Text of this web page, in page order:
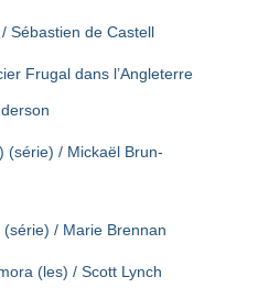
Sébastien de Castell
Frugal dans l’Angleterre
(série) / Mickaël Brun-
/ Marie Brennan
(les) / Scott Lynch